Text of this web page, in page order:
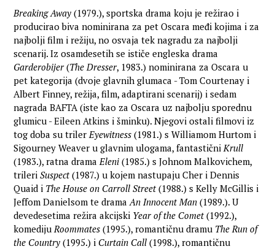
Breaking Away (1979.), sportska drama koju je režirao i
producirao biva nominirana za pet Oscara međi kojima i za
najbolji film i režiju, no osvaja tek nagradu za najbolji
scenarij. Iz osamdesetih se ističe engleska drama
Garderobijer(The Dresser, 1983.) nominirana za Oscara u
pet kategorija (dvoje glavnih glumaca - Tom Courtenay i
Albert Finney, režija, film, adaptirani scenarij) i sedam
nagrada BAFTA (iste kao za Oscara uz najbolju sporednu
glumicu - Eileen Atkins i šminku). Njegovi ostali filmovi iz
tog doba su trilerEyewitness (1981.) s Williamom Hurtom i
Sigourney Weaver u glavnim ulogama, fantastičniKrull
(1983.), ratna dramaEleni(1985.) s Johnom Malkovichem,
trileriSuspect(1987.) u kojem nastupaju Cher i Dennis
Quaid i The House on Carroll Street(1988.) s Kelly McGillis i
Jeffom Danielsom te dramaAn Innocent Man (1989.). U
devedesetima režira akcijski Year of the Comet(1992.),
komedijuRoommates (1995.), romantičnu dramu The Run of
the Country (1995.) i Curtain Call (1998.), romantičnu